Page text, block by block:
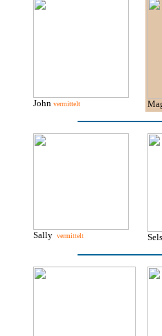
John vermittelt
Sally vermittelt